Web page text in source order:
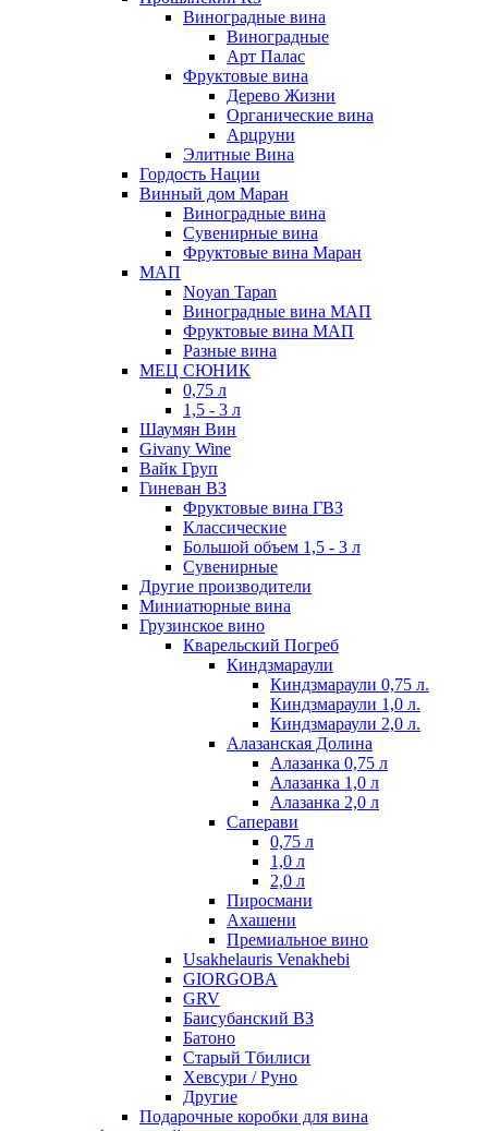
Виноградные вина
Виноградные
Арт Палас
Фруктовые вина
Дерево Жизни
Органические вина
Арцруни
Элитные Вина
Гордость Нации
Винный дом Маран
Виноградные вина
Сувенирные вина
Фруктовые вина Маран
МАП
Noyan Tapan
Виноградные вина МАП
Фруктовые вина МАП
Разные вина
МЕЦ СЮНИК
0,75 л
1,5 - 3 л
Шаумян Вин
Givany Wine
Вайк Груп
Гиневан ВЗ
Фруктовые вина ГВЗ
Классические
Большой объем 1,5 - 3 л
Сувенирные
Другие производители
Миниатюрные вина
Грузинское вино
Кварельский Погреб
Киндзмараули
Киндзмараули 0,75 л.
Киндзмараули 1,0 л.
Киндзмараули 2,0 л.
Алазанская Долина
Алазанка 0,75 л
Алазанка 1,0 л
Алазанка 2,0 л
Саперави
0,75 л
1,0 л
2,0 л
Пиросмани
Ахашени
Премиальное вино
Usakhelauris Venakhebi
GIORGOBA
GRV
Баисубанский ВЗ
Батоно
Старый Тбилиси
Хевсури / Руно
Другие
Подарочные коробки для вина